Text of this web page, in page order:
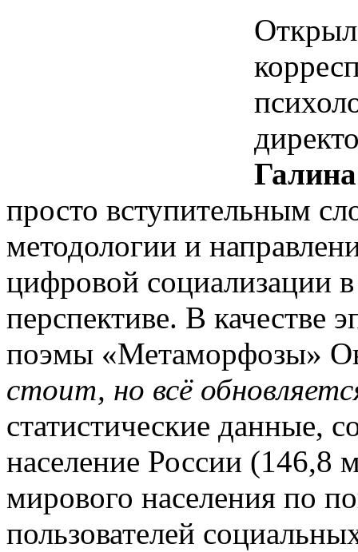
просто вступительным
методологии и
цифровой социализации
перспективе. В качестве
поэмы «Метаморфозы»
стоит, но всё
статистические данные,
население России (146,8
мирового населения по
пользователей